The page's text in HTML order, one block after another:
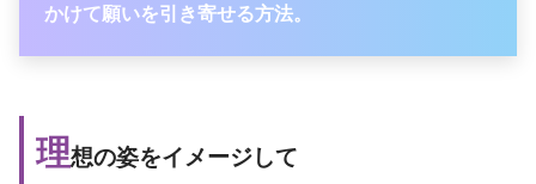
かけて願いを引き寄せる方法。
理想の姿をイメージして